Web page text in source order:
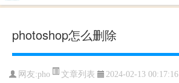
photoshop怎么删除
网友:pho 文章列表 2024-02-13 00:17:16